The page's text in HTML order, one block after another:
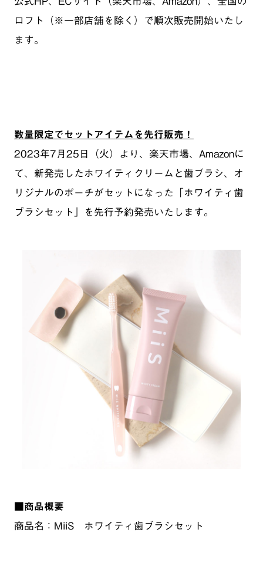
ロフト（※一部店舗を除く）で順次販売開始いたし
ます。
数量限定でセットアイテムを先行販売！
2023年7月25日（火）より、楽天市場、Amazonに
て、新発売したホワイティクリームと歯ブラシ、オ
リジナルのポーチがセットになった「ホワイティ歯
ブラシセット」を先行予約発売いたします。
■商品概要
商品名：MiiS ホワイティ歯ブラシセット